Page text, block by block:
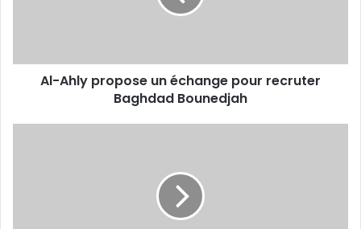
Bounedjah
Al-Ahly propose un échange pour recruter
Baghdad Bounedjah